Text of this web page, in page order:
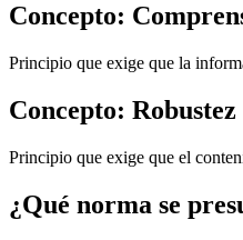
Concepto:
Principio que exige que la
Concepto: Robustez
Principio que exige que el
¿Qué norma se